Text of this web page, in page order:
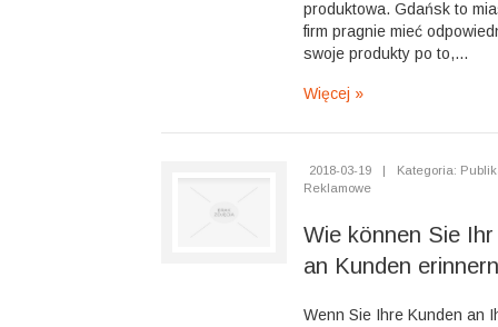
produktowa. Gdańsk to
firm pragnie mieć
swoje produkty po to,...
Więcej »
2018-03-19 |
Kategoria:
Reklamowe
Wie können Sie
an Kunden erinnern
Wenn Sie Ihre Kunden an